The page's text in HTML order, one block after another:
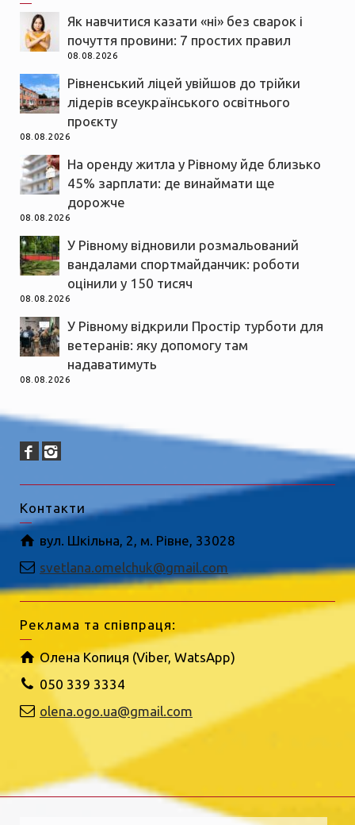
Як навчитися казати «ні» без сварок і
почуття провини: 7 простих правил
08.08.2026
Рівненський ліцей увійшов до трійки
лідерів всеукраїнського освітнього
проєкту
08.08.2026
На оренду житла у Рівному йде близько
45% зарплати: де винаймати ще
дорожче
08.08.2026
У Рівному відновили розмальований
вандалами спортмайданчик: роботи
оцінили у 150 тисяч
08.08.2026
У Рівному відкрили Простір турботи для
ветеранів: яку допомогу там
надаватимуть
08.08.2026
Контакти
вул. Шкільна, 2, м. Рівне, 33028
svetlana.omelchuk@gmail.com
Реклама та співпраця:
Олена Копиця (Viber, WatsApp)
050 339 3334
olena.ogo.ua@gmail.com